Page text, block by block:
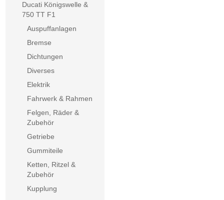
Ducati Königswelle &
750 TT F1
Auspuffanlagen
Bremse
Dichtungen
Diverses
Elektrik
Fahrwerk & Rahmen
Felgen, Räder &
Zubehör
Getriebe
Gummiteile
Ketten, Ritzel &
Zubehör
Kupplung